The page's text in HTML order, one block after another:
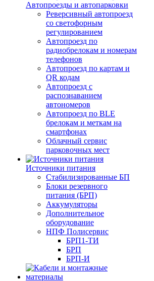
Автопроезды и автопарковки
Реверсивный автопроезд
со светофорным
регулированием
Автопроезд по
радиобрелокам и номерам
телефонов
Автопроезд по картам и
QR кодам
Автопроезд с
распознаванием
автономеров
Автопроезд по BLE
брелокам и меткам на
смартфонах
Облачный сервис
парковочных мест
Источники питания
Стабилизированные БП
Блоки резервного
питания (БРП)
Аккумуляторы
Дополнительное
оборудование
НПФ Полисервис
БРП1-ТИ
БРП
БРП-И